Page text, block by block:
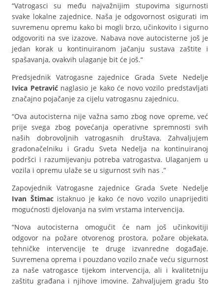
“Vatrogasci su među najvažnijim stupovima sigurnosti
svake lokalne zajednice. Naša je odgovornost osigurati im
suvremenu opremu kako bi mogli brzo, učinkovito i sigurno
odgovoriti na sve izazove. Nabava nove autocisterne još je
jedan korak u kontinuiranom jačanju sustava zaštite i
spašavanja, ovakvih ulaganje bit će još.“
Predsjednik Vatrogasne zajednice Grada Svete Nedelje
Ivica Petravićnaglasio je kako će novo vozilo predstavljati
značajno pojačanje za cijelu vatrogasnu zajednicu.
“Ova autocisterna nije važna samo zbog nove opreme, već
prije svega zbog povećanja operativne spremnosti svih
naših dobrovoljnih vatrogasnih društava. Zahvaljujem
gradonačelniku i Gradu Sveta Nedelja na kontinuiranoj
podršci i razumijevanju potreba vatrogastva. Ulaganjem u
vozila i opremu ulaže se u sigurnost svih nas .”
Zapovjednik Vatrogasne zajednice Grada Svete Nedelje
Ivan Štimacistaknuo je kako će novo vozilo unaprijediti
mogućnosti djelovanja na svim vrstama intervencija.
“Nova autocisterna omogućit će nam još učinkovitiji
odgovor na požare otvorenog prostora, požare objekata,
tehničke intervencije te druge izvanredne događaje.
Suvremena oprema i pouzdano vozilo znače veću sigurnost
za naše vatrogasce tijekom intervencija, ali i kvalitetniju
zaštitu građana i njihove imovine. Zahvaljujem gradu što